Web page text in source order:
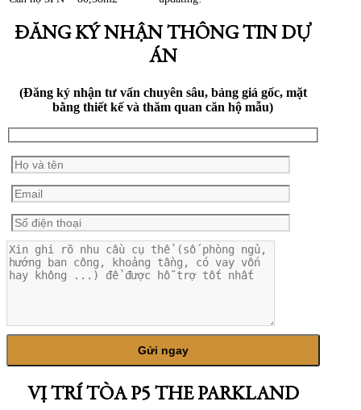
ĐĂNG KÝ NHẬN THÔNG TIN DỰ
ÁN
(Đăng ký nhận tư vấn chuyên sâu, bảng giá gốc, mặt
bằng thiết kế và thăm quan căn hộ mẫu)
VỊ TRÍ TÒA P5 THE PARKLAND